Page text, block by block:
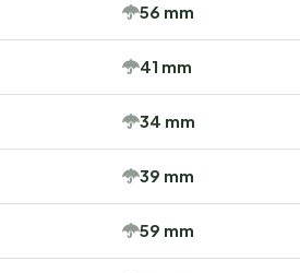
56 mm
41 mm
34 mm
39 mm
59 mm